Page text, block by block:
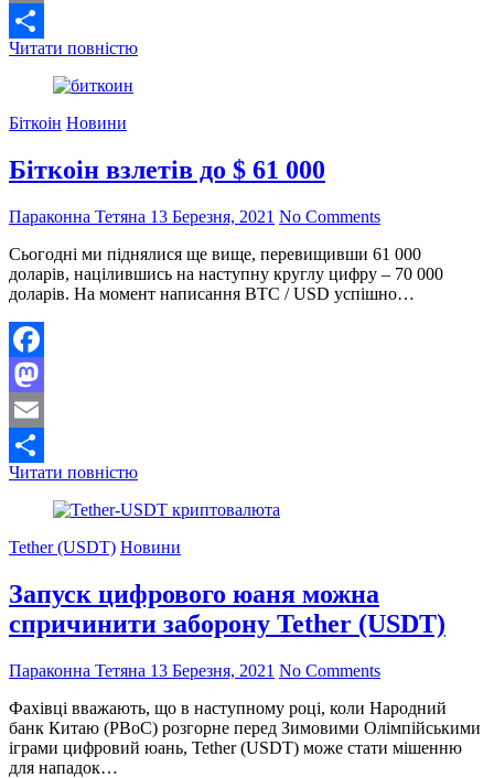
Email
Поділитися
Читати повністюЗ’явилося
на
PoS
Біткоін Новини
Біткоін взлетів до $ 61 000
Параконна Тетяна 13 Березня, 2021 No Comments
Сьогодні ми піднялися ще вище, перевищивши 61 000
доларів, націлившись на наступну круглу цифру – 70 000
доларів. На момент написання BTC / USD успішно…
Facebook
Mastodon
Email
Поділитися
Читати повністюБіткоін
до
61
Tether (USDT) Новини
Запуск цифрового юаня можна
спричинити заборону Tether (USDT)
Параконна Тетяна 13 Березня, 2021 No Comments
Фахівці вважають, що в наступному році, коли Народний
банк Китаю (PBoC) розгорне перед Зимовими Олімпійськими
іграми цифровий юань, Tether (USDT) може стати мішенню
для нападок…